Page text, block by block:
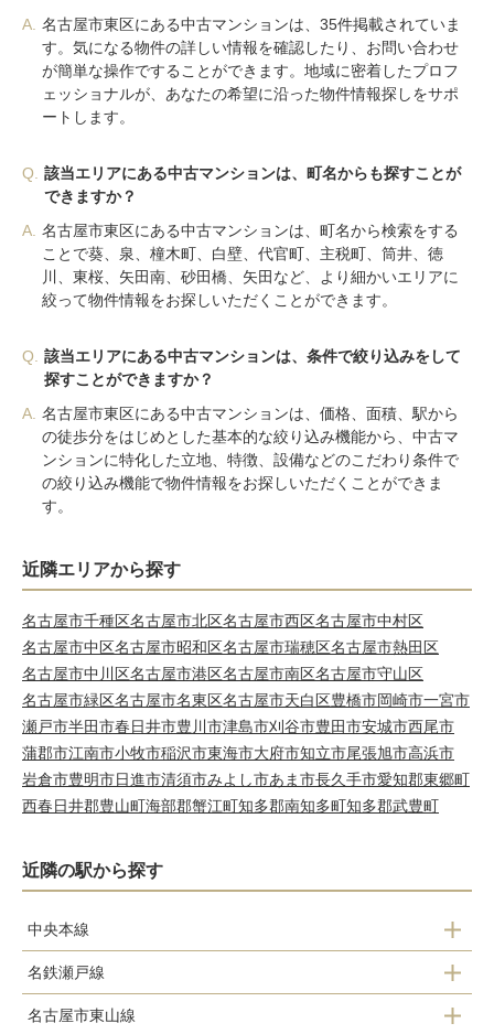
A. 名古屋市東区にある中古マンションは、35件掲載されていま
す。気になる物件の詳しい情報を確認したり、お問い合わせ
が簡単な操作ですることができます。地域に密着したプロフ
ェッショナルが、あなたの希望に沿った物件情報探しをサポ
ートします。
Q.
該当エリアにある中古マンションは、町名からも探すことが
できますか？
A. 名古屋市東区にある中古マンションは、町名から検索をする
ことで葵、泉、橦木町、白壁、代官町、主税町、筒井、徳
川、東桜、矢田南、砂田橋、矢田など、より細かいエリアに
絞って物件情報をお探しいただくことができます。
Q.
該当エリアにある中古マンションは、条件で絞り込みをして
探すことができますか？
A. 名古屋市東区にある中古マンションは、価格、面積、駅から
の徒歩分をはじめとした基本的な絞り込み機能から、中古マ
ンションに特化した立地、特徴、設備などのこだわり条件で
の絞り込み機能で物件情報をお探しいただくことができま
す。
近隣エリアから探す
名古屋市千種区名古屋市北区名古屋市西区名古屋市中村区
名古屋市中区名古屋市昭和区名古屋市瑞穂区名古屋市熱田区
名古屋市中川区名古屋市港区名古屋市南区名古屋市守山区
名古屋市緑区名古屋市名東区名古屋市天白区豊橋市岡崎市一宮市
瀬戸市半田市春日井市豊川市津島市刈谷市豊田市安城市西尾市
蒲郡市江南市小牧市稲沢市東海市大府市知立市尾張旭市高浜市
岩倉市豊明市日進市清須市みよし市あま市長久手市愛知郡東郷町
西春日井郡豊山町海部郡蟹江町知多郡南知多町知多郡武豊町
近隣の駅から探す
中央本線
大曽根駅
名鉄瀬戸線
栄町駅
名古屋市東山線